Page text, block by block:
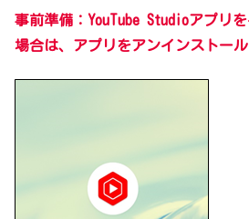
事前準備：YouTube Studioアプリ
場合は、アプリをアンインストール